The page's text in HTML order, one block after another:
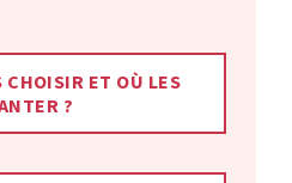
CHOISIR ET OÙ LES
?